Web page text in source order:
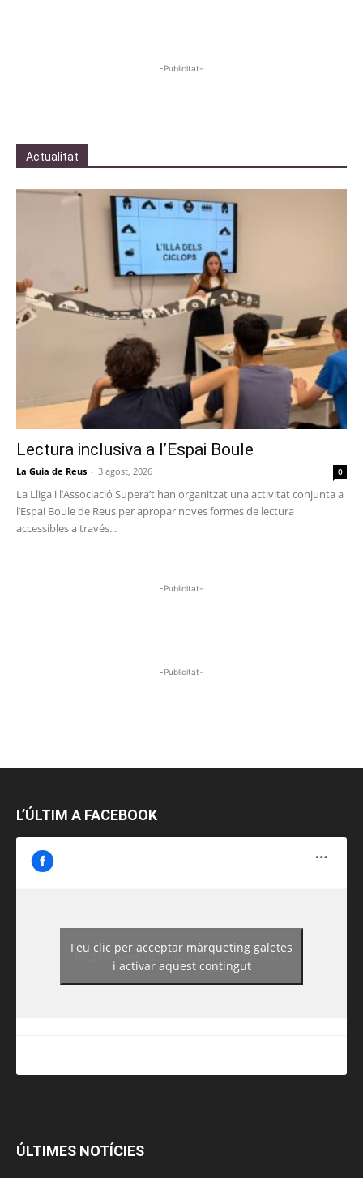
-Publicitat-
Actualitat
Lectura inclusiva a l’Espai Boule
La Guia de Reus - 3 agost, 2026 0
La Lliga i l’Associació Supera’t han organitzat una activitat conjunta a
l’Espai Boule de Reus per apropar noves formes de lectura
accessibles a través...
-Publicitat-
-Publicitat-
L’ÚLTIM A FACEBOOK
https://www.facebook.com/guiadereus/
Feu clic per acceptar màrqueting galetes
i activar aquest contingut
ÚLTIMES NOTÍCIES